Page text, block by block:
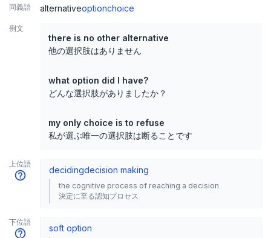
同義語 alternativeoptionchoice
例文
there is no other alternative
他の選択肢はありません
what option did I have?
どんな選択肢がありましたか？
my only choice is to refuse
私が選ぶ唯一の選択肢は断ることです
上位語
decidingdecision making
the cognitive process of reaching a decision
決定に至る認知プロセス
下位語
soft option